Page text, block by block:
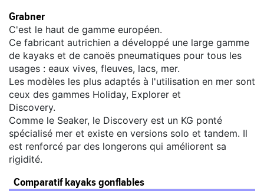
Grabner
C'est le haut de gamme européen.
Ce fabricant autrichien a développé une large gamme
de kayaks et de canoës pneumatiques pour tous les
usages : eaux vives, fleuves, lacs, mer.
Les modèles les plus adaptés à l'utilisation en mer sont
ceux des gammes Holiday, Explorer et
Discovery.
Comme le Seaker, le Discovery est un KG ponté
spécialisé mer et existe en versions solo et tandem. Il
est renforcé par des longerons qui améliorent sa
rigidité.
Comparatif kayaks gonflables